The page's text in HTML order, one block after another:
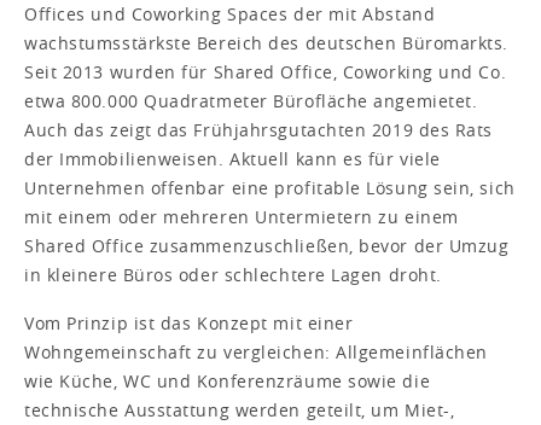
Offices und Coworking Spaces der mit Abstand
wachstumsstärkste Bereich des deutschen Büromarkts.
Seit 2013 wurden für Shared Office, Coworking und Co.
etwa 800.000 Quadratmeter Bürofläche angemietet.
Auch das zeigt das Frühjahrsgutachten 2019 des Rats
der Immobilienweisen. Aktuell kann es für viele
Unternehmen offenbar eine profitable Lösung sein, sich
mit einem oder mehreren Untermietern zu einem
Shared Office zusammenzuschließen, bevor der Umzug
in kleinere Büros oder schlechtere Lagen droht.
Vom Prinzip ist das Konzept mit einer
Wohngemeinschaft zu vergleichen: Allgemeinflächen
wie Küche, WC und Konferenzräume sowie die
technische Ausstattung werden geteilt, um Miet-,